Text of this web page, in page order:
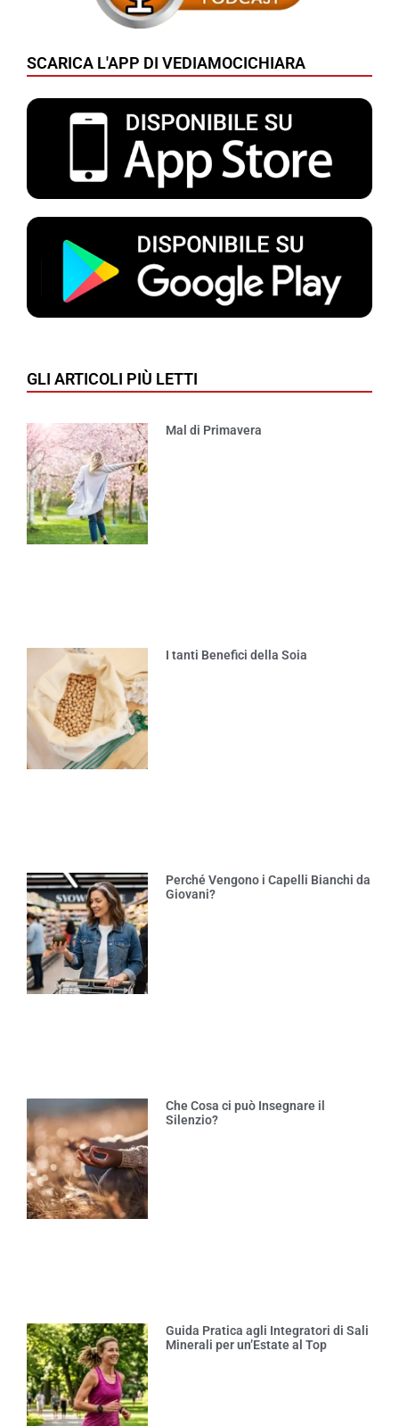
SCARICA L'APP DI VEDIAMOCICHIARA
GLI ARTICOLI PIÙ LETTI
Mal di Primavera
I tanti Benefici della Soia
Perché Vengono i Capelli Bianchi da
Giovani?
Che Cosa ci può Insegnare il
Silenzio?
Guida Pratica agli Integratori di Sali
Minerali per un’Estate al Top